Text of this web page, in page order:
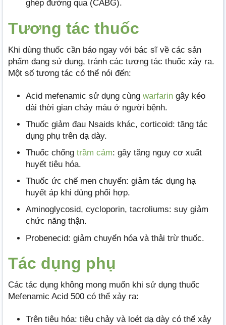
ghép đường qua (CABG).
Tương tác thuốc
Khi dùng thuốc cần báo ngay với bác sĩ về các sản
phẩm đang sử dụng, tránh các tương tác thuốc xảy ra.
Một số tương tác có thể nói đến:
Acid mefenamic sử dụng cùng warfarin gây kéo
dài thời gian chảy máu ở người bệnh.
Thuốc giảm đau Nsaids khác, corticoid: tăng tác
dụng phụ trên dạ dày.
Thuốc chống trầm cảm: gây tăng nguy cơ xuất
huyết tiêu hóa.
Thuốc ức chế men chuyển: giảm tác dụng hạ
huyết áp khi dùng phối hợp.
Aminoglycosid, cycloporin, tacroliums: suy giảm
chức năng thận.
Probenecid: giảm chuyển hóa và thải trừ thuốc.
Tác dụng phụ
Các tác dụng không mong muốn khi sử dụng thuốc
Mefenamic Acid 500 có thể xảy ra:
Trên tiêu hóa: tiêu chảy và loét dạ dày có thể xảy